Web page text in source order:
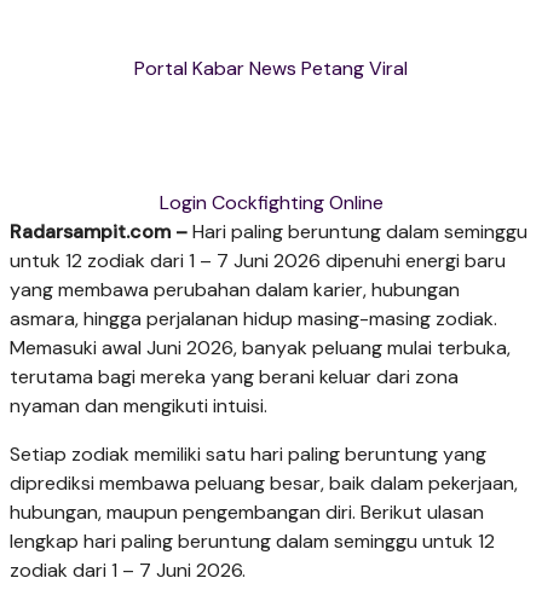
Portal Kabar News Petang Viral
Login Cockfighting Online
Radarsampit.com –Hari paling beruntung dalam seminggu
untuk 12 zodiak dari 1 – 7 Juni 2026 dipenuhi energi baru
yang membawa perubahan dalam karier, hubungan
asmara, hingga perjalanan hidup masing-masing zodiak.
Memasuki awal Juni 2026, banyak peluang mulai terbuka,
terutama bagi mereka yang berani keluar dari zona
nyaman dan mengikuti intuisi.
Setiap zodiak memiliki satu hari paling beruntung yang
diprediksi membawa peluang besar, baik dalam pekerjaan,
hubungan, maupun pengembangan diri. Berikut ulasan
lengkap hari paling beruntung dalam seminggu untuk 12
zodiak dari 1 – 7 Juni 2026.